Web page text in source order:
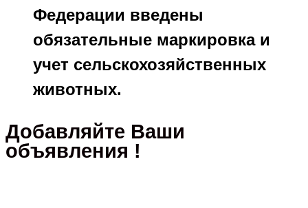
Федерации введены
обязательные маркировка и
учет сельскохозяйственных
животных.
Добавляйте Ваши
объявления !